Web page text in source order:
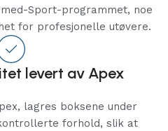
Sport-programmet, noe
for profesjonelle utøvere.
levert av Apex
lagres boksene under
forhold, slik at